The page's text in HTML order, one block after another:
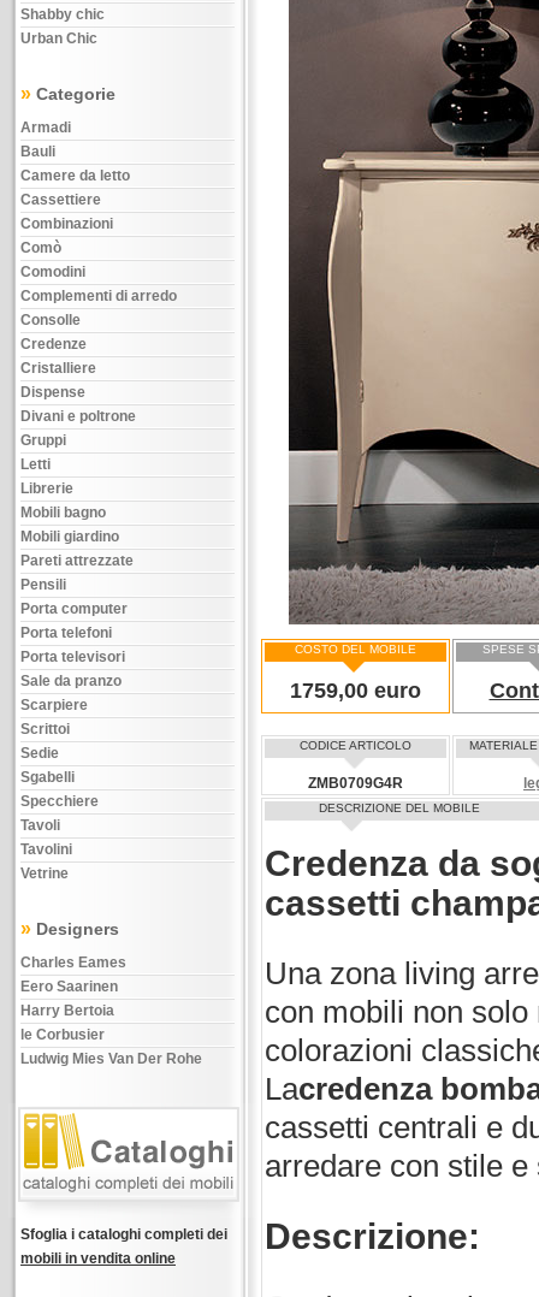
Shabby chic
Urban Chic
» Categorie
Armadi
Bauli
Camere da letto
Cassettiere
Combinazioni
Comò
Comodini
Complementi di arredo
Consolle
Credenze
Cristalliere
Dispense
Divani e poltrone
Gruppi
Letti
Librerie
Mobili bagno
Mobili giardino
Pareti attrezzate
Pensili
Porta computer
Porta telefoni
Porta televisori
Sale da pranzo
Scarpiere
Scrittoi
Sedie
Sgabelli
Specchiere
Tavoli
Tavolini
Vetrine
» Designers
Charles Eames
Eero Saarinen
Harry Bertoia
le Corbusier
Ludwig Mies Van Der Rohe
Sfoglia i cataloghi completi dei
mobili in vendita online
COSTO DEL MOBILE
1759,00 euro
SPESE
CODICE ARTICOLO
ZMB0709G4R
DESCRIZIONE DEL MOBILE
Credenza da
cassetti
Una zona living
con mobili non
colorazioni
Lacredenza
cassetti centrali e
arredare con stile
Descrizione: